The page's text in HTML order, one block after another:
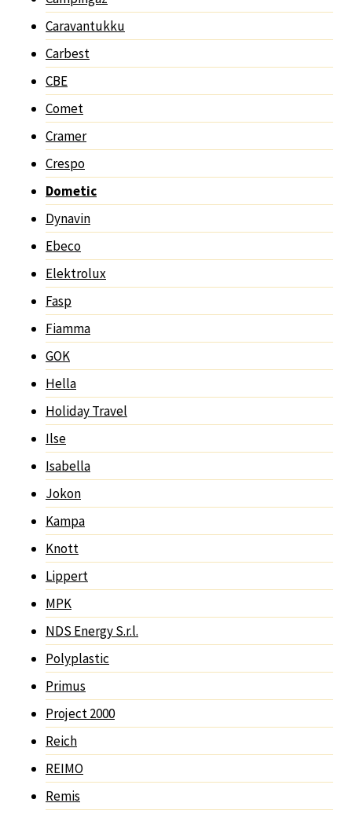
Caravantukku
Carbest
CBE
Comet
Cramer
Crespo
Dometic
Dynavin
Ebeco
Elektrolux
Fasp
Fiamma
GOK
Hella
Holiday Travel
Ilse
Isabella
Jokon
Kampa
Knott
Lippert
MPK
NDS Energy S.r.l.
Polyplastic
Primus
Project 2000
Reich
REIMO
Remis